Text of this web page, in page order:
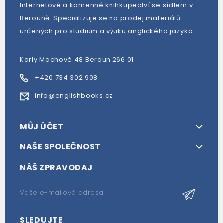
Internetové a kamenné knihkupectví se sídlem v
Berouně. Specializuje se na prodej materiálů
určených pro studium a výuku anglického jazyka.
Karly Machové 48 Beroun 266 01
+420 734 302 908
info@englishbooks.cz
MŮJ ÚČET
NAŠE SPOLEČNOST
NÁŠ ZPRAVODAJ
SLEDUJTE